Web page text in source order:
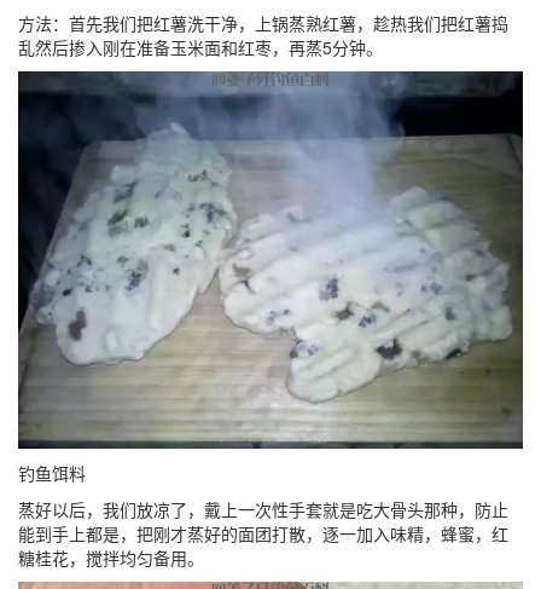
方法：首先我们把红薯洗干净，上锅蒸熟红薯，趁热我们把红薯捣
乱然后掺入刚在准备玉米面和红枣，再蒸5分钟。
钓鱼饵料
蒸好以后，我们放凉了，戴上一次性手套就是吃大骨头那种，防止
能到手上都是，把刚才蒸好的面团打散，逐一加入味精，蜂蜜，红
糖桂花，搅拌均匀备用。